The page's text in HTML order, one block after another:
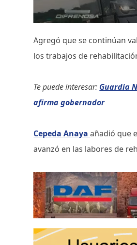
Agregó que se continúan
los trabajos de
Te puede interesar: Guardia
afirma gobernador
Cepeda Anayaañadió que
avanzó en las labores de